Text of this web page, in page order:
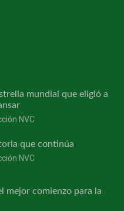
mundial que eligió a
NVC
que continúa
NVC
mejor comienzo para la